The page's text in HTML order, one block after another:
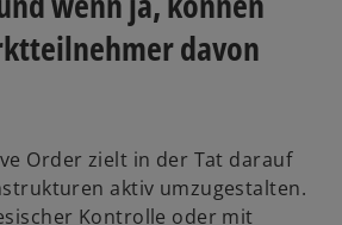
davon
Order zielt in der Tat darauf
aktiv umzugestalten.
Kontrolle oder mit